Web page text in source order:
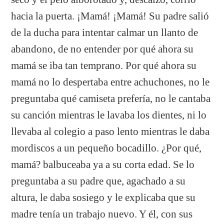
hacia la puerta. ¡Mamá! ¡Mamá! Su padre salió
de la ducha para intentar calmar un llanto de
abandono, de no entender por qué ahora su
mamá se iba tan temprano. Por qué ahora su
mamá no lo despertaba entre achuchones, no le
preguntaba qué camiseta prefería, no le cantaba
su canción mientras le lavaba los dientes, ni lo
llevaba al colegio a paso lento mientras le daba
mordiscos a un pequeño bocadillo. ¿Por qué,
mamá? balbuceaba ya a su corta edad. Se lo
preguntaba a su padre que, agachado a su
altura, le daba sosiego y le explicaba que su
madre tenía un trabajo nuevo. Y él, con sus